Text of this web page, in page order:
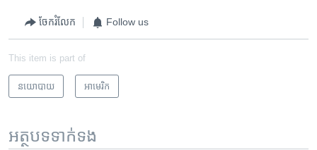
ចែករំលែក Follow us
This item is part of
នយោបាយ អាមេរិក​
អត្ថបទ​ទាក់ទង